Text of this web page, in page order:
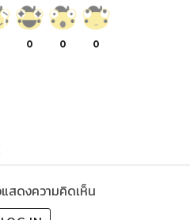
0 0 0
แสดงความคิดเห็น